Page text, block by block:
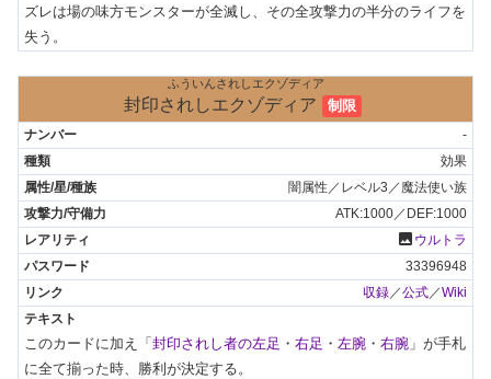
ズレは場の味方モンスターが全滅し、その全攻撃力の半分のライフを
失う。
ふういんされしエクゾディア
封印されしエクゾディア 制限
-
効果
闇属性／レベル3／魔法使い族
ATK:1000／DEF:1000
photo ウルトラ
33396948
収録／公式／Wiki
このカードに加え「 封印されし者の左足 ・ 右足 ・ 左腕 ・ 右腕 」が手札
に全て揃った時、勝利が決定する。